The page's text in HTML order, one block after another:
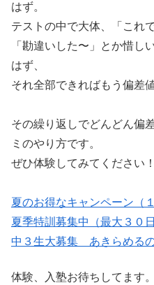
はず。
テストの中で大体、「これ
「勘違いした〜」とか惜し
はず、
それ全部できればもう偏差
その繰り返しでどんどん偏
ミのやり方です。
ぜひ体験してみてください！
夏のお得なキャンペーン（
夏季特訓募集中（最大３０
中３生大募集 あきらめる
体験、入塾お待ちしてます。